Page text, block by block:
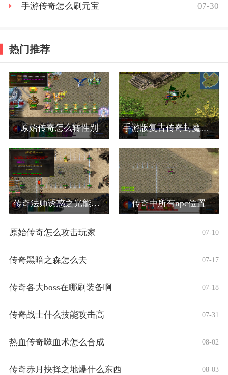
手游传奇怎么刷元宝 07-30
热门推荐
原始传奇怎么转性别 手游版复古传奇封魔谷怎么走
传奇法师诱惑之光能诱惑哪些怪物 传奇中所有npc位置
原始传奇怎么攻击玩家 07-10
传奇黑暗之森怎么去 07-17
传奇各大boss在哪刷装备啊 07-18
传奇战士什么技能攻击高 07-31
热血传奇噬血术怎么合成 08-02
传奇赤月抉择之地爆什么东西 08-03